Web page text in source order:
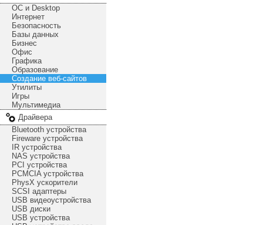
ОС и Desktop
Интернет
Безопасность
Базы данных
Бизнес
Офис
Графика
Образование
Создание веб-сайтов
Утилиты
Игры
Мультимедиа
Драйвера
Bluetooth устройства
Fireware устройства
IR устройства
NAS устройства
PCI устройства
PCMCIA устройства
PhysX ускорители
SCSI адаптеры
USB видеоустройства
USB диски
USB устройства